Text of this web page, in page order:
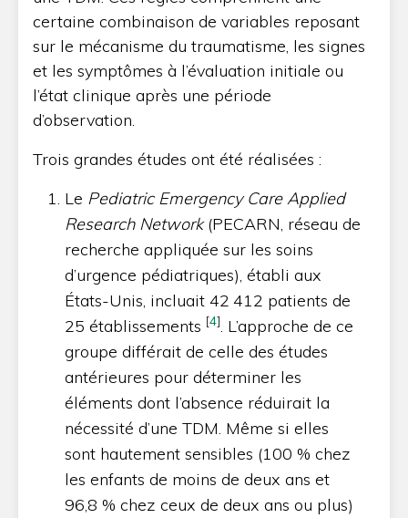
certaine combinaison de variables reposant
sur le mécanisme du traumatisme, les signes
et les symptômes à l’évaluation initiale ou
l’état clinique après une période
d’observation.
Trois grandes études ont été réalisées :
Le Pediatric Emergency Care Applied
Research Network(PECARN, réseau de
recherche appliquée sur les soins
d’urgence pédiatriques), établi aux
États-Unis, incluait 42 412 patients de
25 établissements [4]. L’approche de ce
groupe différait de celle des études
antérieures pour déterminer les
éléments dont l’absence réduirait la
nécessité d’une TDM. Même si elles
sont hautement sensibles (100 % chez
les enfants de moins de deux ans et
96,8 % chez ceux de deux ans ou plus)